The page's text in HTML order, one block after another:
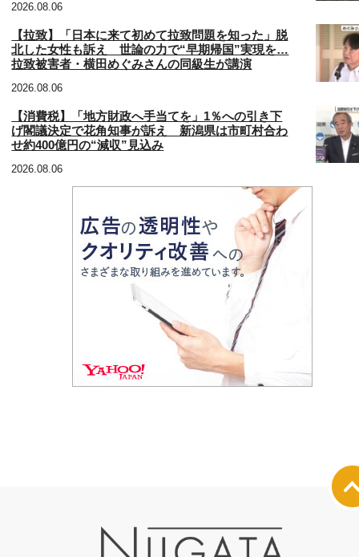
2026.08.06
【拉致】「日本に来て初めて拉致問題を知った」脱
北した女性も訴え 世論の力で“早期帰国”実現を…
拉致被害者・横田めぐみさんの同級生が講演
2026.08.06
【消費税】「地方財政へ手当てを」1％への引き下
げ閣議決定で花角知事が訴え 新潟県は市町村合わ
せ約400億円の“減収”見込み
2026.08.06